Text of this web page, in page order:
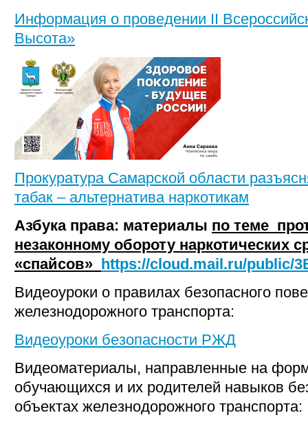
Информация о проведении II
Высота»
Прокуратура Самарской области
табак – альтернатива наркотикам
Азбука права: материалы по теме
незаконному обороту наркотических
«спайсов» https://cloud.mail.ru/public/
Видеоуроки о правилах безопасного
железнодорожного транспорта:
Видеоуроки безопасности РЖД
Видеоматериалы, направленные на
обучающихся и их родителей навыков
объектах железнодорожного транспорта: